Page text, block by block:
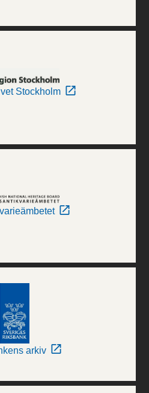
Stockholm
arkiv